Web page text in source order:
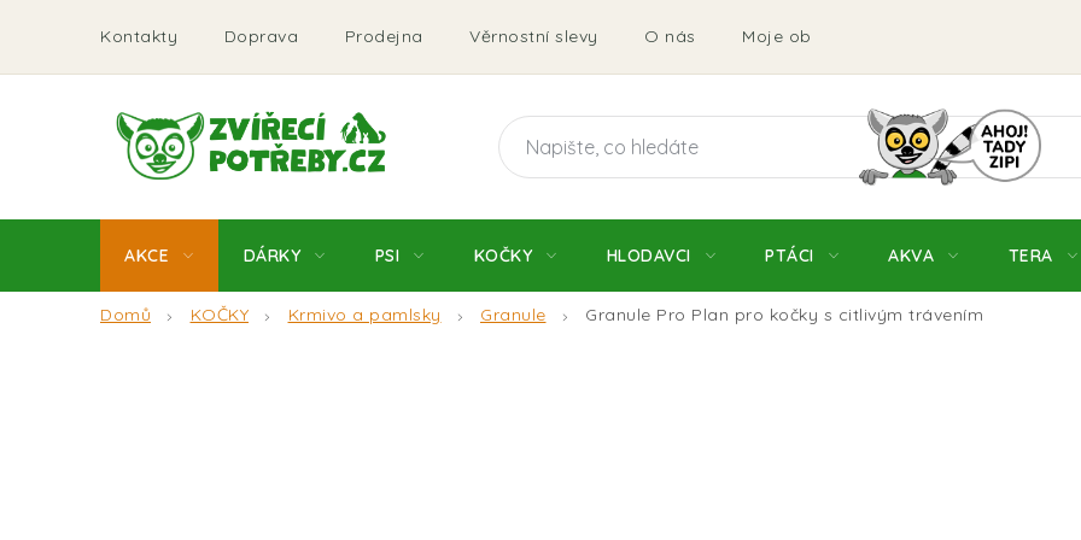
obsah
Kontakty Doprava Prodejna Věrnostní slevy O nás Moje objednávka Obchodní
AKCE DÁRKY PSI KOČKY HLODAVCI PTÁCI AKVA TERA
Domů KOČKY Krmivo a pamlsky Granule Granule Pro Plan pro kočky s citlivým trávením